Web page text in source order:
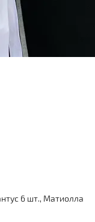
6 шт., Матиолла